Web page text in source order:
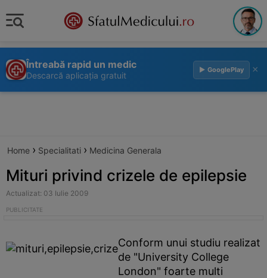
Întreabă rapid un medic
Descarcă aplicația gratuit
▶ GooglePlay ×
Home › Specialitati › Medicina Generala
Mituri privind crizele de epilepsie
Actualizat: 03 Iulie 2009
Conform unui studiu realizat
de "University College
London" foarte multi